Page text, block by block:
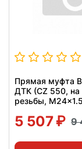
Прямая муфта
ДТК (CZ 550, на
резьбы,
5 507 9